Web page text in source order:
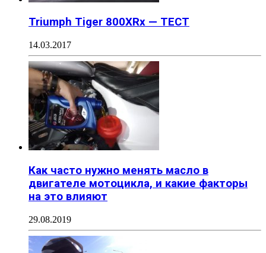
Triumph Tiger 800XRx — ТЕСТ
14.03.2017
Как часто нужно менять масло в
двигателе мотоцикла, и какие факторы
на это влияют
29.08.2019